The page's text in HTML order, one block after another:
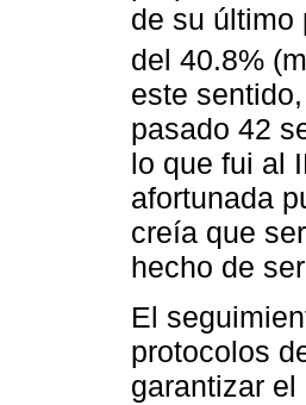
de su último
del 40.8%
este
pasado 42
lo que fui al
afortunada
creía que
hecho de
El
protocolos
garantizar